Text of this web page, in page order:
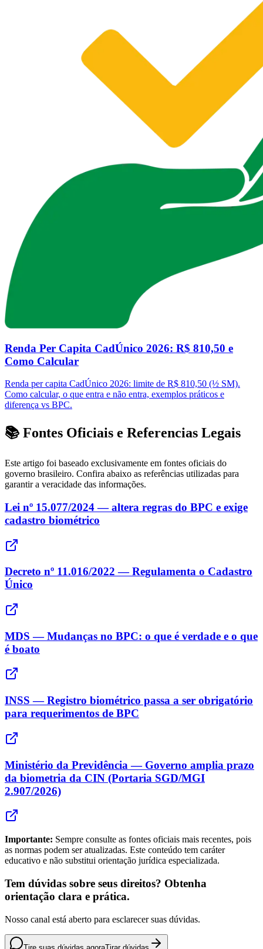
Renda Per Capita CadÚnico 2026: R$ 810,50 e
Como Calcular
Renda per capita CadÚnico 2026: limite de R$ 810,50 (½ SM).
Como calcular, o que entra e não entra, exemplos práticos e
diferença vs BPC.
📚 Fontes Oficiais e Referencias Legais
Este artigo foi baseado exclusivamente em fontes oficiais do
governo brasileiro. Confira abaixo as referências utilizadas para
garantir a veracidade das informações.
Lei nº 15.077/2024 — altera regras do BPC e exige
cadastro biométrico
Decreto nº 11.016/2022 — Regulamenta o Cadastro
Único
MDS — Mudanças no BPC: o que é verdade e o que
é boato
INSS — Registro biométrico passa a ser obrigatório
para requerimentos de BPC
Ministério da Previdência — Governo amplia prazo
da biometria da CIN (Portaria SGD/MGI
2.907/2026)
Importante: Sempre consulte as fontes oficiais mais recentes, pois
as normas podem ser atualizadas. Este conteúdo tem caráter
educativo e não substitui orientação jurídica especializada.
Tem dúvidas sobre seus direitos? Obtenha
orientação clara e prática.
Nosso canal está aberto para esclarecer suas dúvidas.